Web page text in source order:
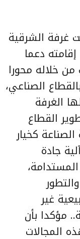
غرفة الشرقية
دعما
خلاله محورا
الصناعي،
الغرفة
القطاع
كخيار
جادة
غير
مؤكدا بأن
المجالات